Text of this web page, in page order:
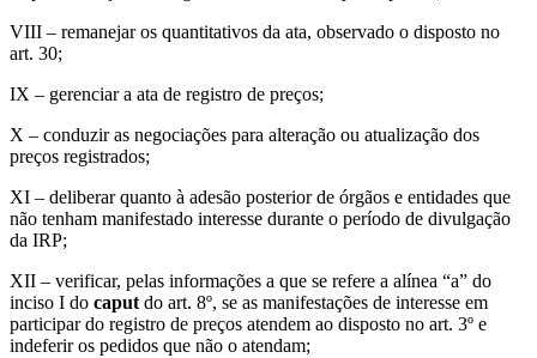
VIII – remanejar os quantitativos da ata, observado o disposto no
art. 30;
IX – gerenciar a ata de registro de preços;
X – conduzir as negociações para alteração ou atualização dos
preços registrados;
XI – deliberar quanto à adesão posterior de órgãos e entidades que
não tenham manifestado interesse durante o período de divulgação
da IRP;
XII – verificar, pelas informações a que se refere a alínea “a” do
inciso I do caputdo art. 8º, se as manifestações de interesse em
participar do registro de preços atendem ao disposto no art. 3º e
indeferir os pedidos que não o atendam;